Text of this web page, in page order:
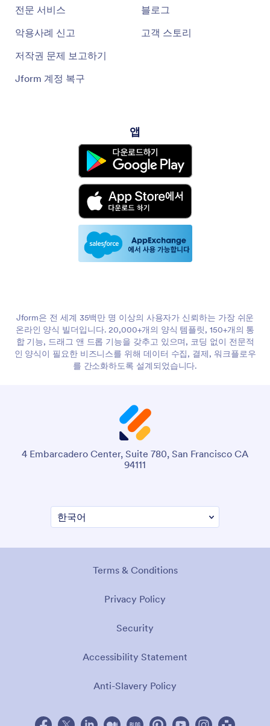
전문 서비스
악용사례 신고
저작권 문제 보고하기
Jform 계정 복구
블로그
고객 스토리
앱
Jform은 전 세계 35백만 명 이상의 사용자가 신뢰하는 가장 쉬운
온라인 양식 빌더입니다. 20,000+개의 양식 템플릿, 150+개의 통
합 기능, 드래그 앤 드롭 기능을 갖추고 있으며, 코딩 없이 전문적
인 양식이 필요한 비즈니스를 위해 데이터 수집, 결제, 워크플로우
를 간소화하도록 설계되었습니다.
4 Embarcadero Center, Suite 780, San Francisco CA
94111
Terms & Conditions
Privacy Policy
Security
Accessibility Statement
Anti-Slavery Policy